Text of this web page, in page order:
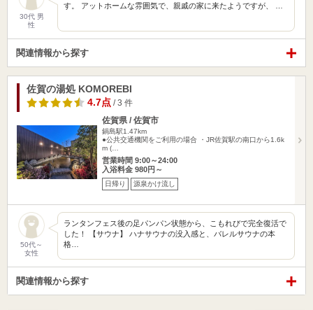
30代 男
性
す。 アットホームな雰囲気で、親戚の家に来たようですが、 …
関連情報から探す
佐賀の湯処 KOMOREBI
4.7点 / 3 件
佐賀県 / 佐賀市
鍋島駅1.47km
●公共交通機関をご利用の場合 ・JR佐賀駅の南口から1.6k
m (…
営業時間 9:00～24:00
入浴料金 980円～
日帰り 源泉かけ流し
50代～
女性
ランタンフェス後の足パンパン状態から、こもれびで完全復活で
した！ 【サウナ】 ハナサウナの没入感と、バレルサウナの本
格…
関連情報から探す